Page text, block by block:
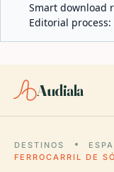
Smart download
Editorial process:
Audiala
DESTINOS
FERROCARRIL DE